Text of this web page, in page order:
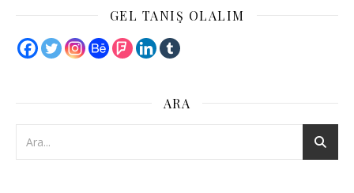
GEL TANIŞ OLALIM
ARA